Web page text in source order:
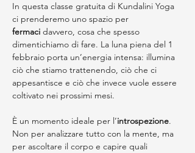
In questa classe gratuita di Kundalini Yoga
ci prenderemo uno spazio per
fermaci davvero, cosa che spesso
dimentichiamo di fare. La luna piena del 1
febbraio porta un’energia intensa: illumina
ciò che stiamo trattenendo, ciò che ci
appesantisce e ciò che invece vuole essere
coltivato nei prossimi mesi.
È un momento ideale per l’introspezione.
Non per analizzare tutto con la mente, ma
per ascoltare il corpo e capire quali